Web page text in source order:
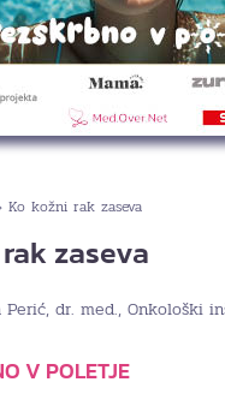
Ko kožni rak zaseva
zaseva
Perić, dr. med., Onkološki
V POLETJE